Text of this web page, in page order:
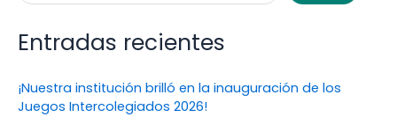
Entradas recientes
¡Nuestra institución brilló en la inauguración de los
Juegos Intercolegiados 2026!